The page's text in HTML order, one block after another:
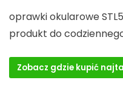
oprawki okularowe
produkt do
Zobacz gdzie kupić